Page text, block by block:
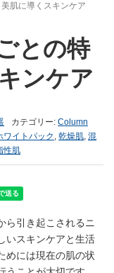
肌に導くスキンケア
との特
ンケア
カテゴリー: Column
ワイトパック , 乾燥肌, 混
性肌
ら引き起こされるニ
いスキンケアと生活
めには現在の肌の状